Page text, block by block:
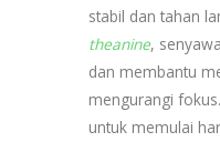
stabil dan tahan
theanine,
dan membantu
mengurangi
untuk memulai